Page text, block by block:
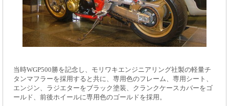
当時WGP500勝を記念し、モリワキエンジニアリング社製の軽量チ
タンマフラーを採用すると共に、専用色のフレーム、専用シート、
エンジン、ラジエターをブラック塗装、クランクケースカバーをゴ
ールド、前後ホイールに専用色のゴールドを採用。